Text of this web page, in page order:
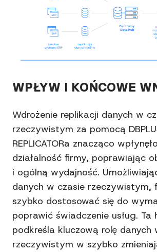
WPŁYW I KOŃCOWE
Wdrożenie replikacji danych w
rzeczywistym za pomocą
REPLICATORa znacząco
działalność firmy, poprawiając
i ogólną wydajność.
danych w czasie rzeczywistym,
szybko dostosować się do
poprawić świadczenie usług. Ta
podkreśla kluczową rolę danych
rzeczywistym w szybko